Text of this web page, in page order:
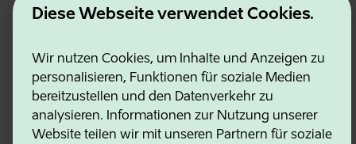
Diese Webseite verwendet Cookies.
Wir nutzen Cookies, um Inhalte und Anzeigen zu
personalisieren, Funktionen für soziale Medien
bereitzustellen und den Datenverkehr zu
analysieren. Informationen zur Nutzung unserer
Website teilen wir mit unseren Partnern für soziale
Nutzungsbedingungen